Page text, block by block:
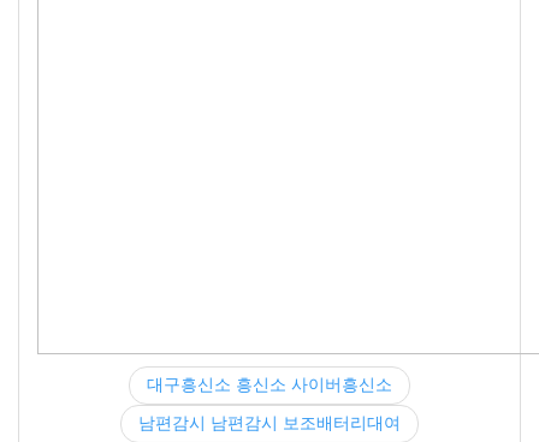
대구흥신소 흥신소 사이버흥신소
남편감시 남편감시 보조배터리대여